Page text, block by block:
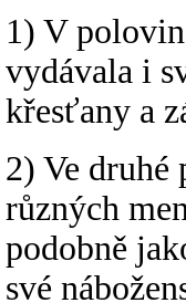
1) V
vydávala i
křesťany a
2) Ve druhé
různých
podobně
své